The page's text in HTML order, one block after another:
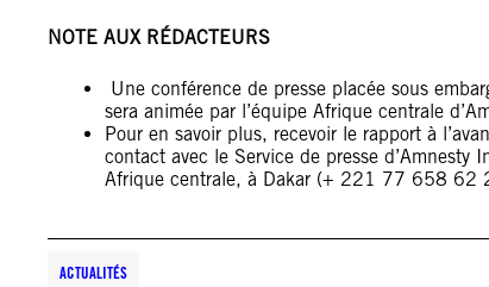
NOTE AUX RÉDACTEURS
Une conférence de presse placée sous
sera animée par l’équipe Afrique centrale
Pour en savoir plus, recevoir le rapport à
contact avec le Service de presse d’Amnesty
Afrique centrale, à Dakar (+ 221 77 658 62
ACTUALITÉS